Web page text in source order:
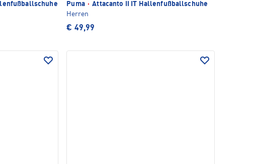
Puma · Attacanto II IT Hallenfußballschuhe
Herren
€ 49,99